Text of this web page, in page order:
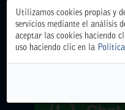
ALMACÉN CENTRAL
Polígono Industrial El
Ribarroja del Turia
Utilizamos cookies propias y
servicios mediante el análisis
aceptar las cookies haciendo
uso haciendo clic en la